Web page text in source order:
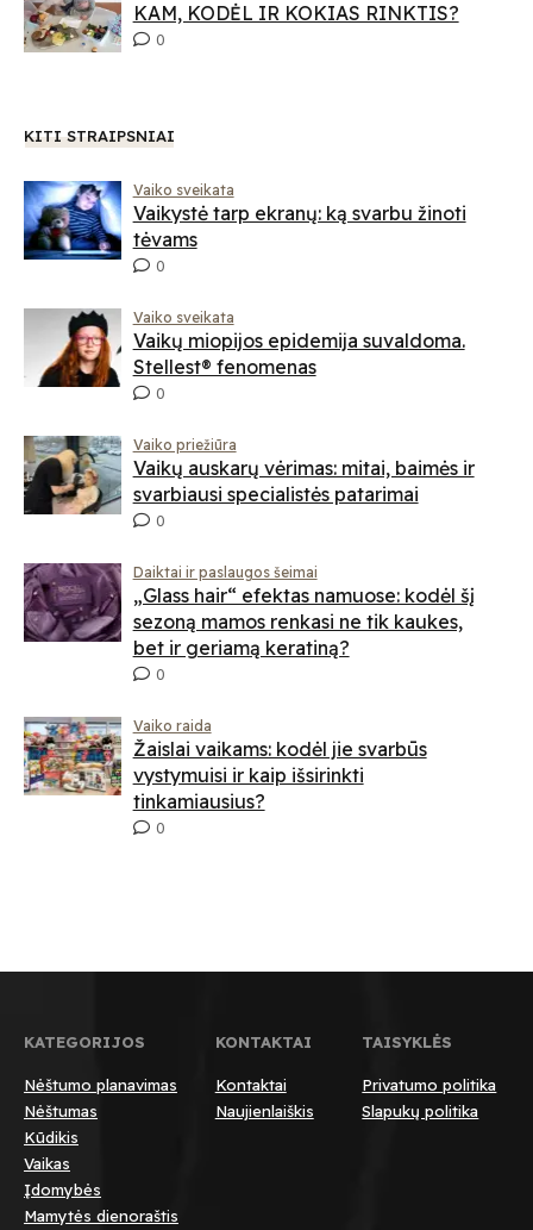
KAM, KODĖL IR KOKIAS RINKTIS?
0
KITI STRAIPSNIAI
Vaiko sveikata
Vaikystė tarp ekranų: ką svarbu žinoti
tėvams
0
Vaiko sveikata
Vaikų miopijos epidemija suvaldoma.
Stellest® fenomenas
0
Vaiko priežiūra
Vaikų auskarų vėrimas: mitai, baimės ir
svarbiausi specialistės patarimai
0
Daiktai ir paslaugos šeimai
„Glass hair“ efektas namuose: kodėl šį
sezoną mamos renkasi ne tik kaukes,
bet ir geriamą keratiną?
0
Vaiko raida
Žaislai vaikams: kodėl jie svarbūs
vystymuisi ir kaip išsirinkti
tinkamiausius?
0
KATEGORIJOS
Nėštumo planavimas
Nėštumas
Kūdikis
Vaikas
Įdomybės
Mamytės dienoraštis
KONTAKTAI
Kontaktai
Naujienlaiškis
TAISYKLĖS
Privatumo politika
Slapukų politika